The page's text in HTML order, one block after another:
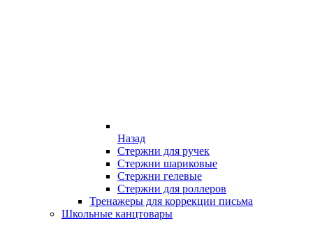
Назад
Стержни для ручек
Стержни шариковые
Стержни гелевые
Стержни для роллеров
Тренажеры для коррекции письма
Школьные канцтовары